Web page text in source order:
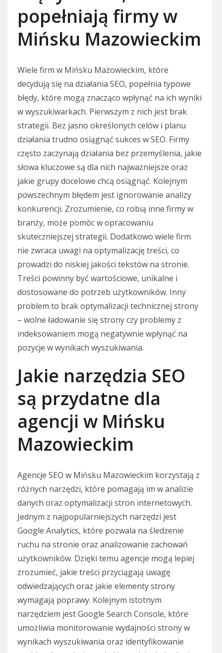
popełniają firmy w
Mińsku Mazowieckim
Wiele firm w Mińsku Mazowieckim, które
decydują się na działania SEO, popełnia typowe
błędy, które mogą znacząco wpłynąć na ich wyniki
w wyszukiwarkach. Pierwszym z nich jest brak
strategii. Bez jasno określonych celów i planu
działania trudno osiągnąć sukces w SEO. Firmy
często zaczynają działania bez przemyślenia, jakie
słowa kluczowe są dla nich najważniejsze oraz
jakie grupy docelowe chcą osiągnąć. Kolejnym
powszechnym błędem jest ignorowanie analizy
konkurencji. Zrozumienie, co robią inne firmy w
branży, może pomóc w opracowaniu
skuteczniejszej strategii. Dodatkowo wiele firm
nie zwraca uwagi na optymalizację treści, co
prowadzi do niskiej jakości tekstów na stronie.
Treści powinny być wartościowe, unikalne i
dostosowane do potrzeb użytkowników. Inny
problem to brak optymalizacji technicznej strony
– wolne ładowanie się strony czy problemy z
indeksowaniem mogą negatywnie wpłynąć na
pozycje w wynikach wyszukiwania.
Jakie narzędzia SEO
są przydatne dla
agencji w Mińsku
Mazowieckim
Agencje SEO w Mińsku Mazowieckim korzystają z
różnych narzędzi, które pomagają im w analizie
danych oraz optymalizacji stron internetowych.
Jednym z najpopularniejszych narzędzi jest
Google Analytics, które pozwala na śledzenie
ruchu na stronie oraz analizowanie zachowań
użytkowników. Dzięki temu agencje mogą lepiej
zrozumieć, jakie treści przyciągają uwagę
odwiedzających oraz jakie elementy strony
wymagają poprawy. Kolejnym istotnym
narzędziem jest Google Search Console, które
umożliwia monitorowanie wydajności strony w
wynikach wyszukiwania oraz identyfikowanie